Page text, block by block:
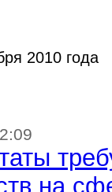
2010 года
на